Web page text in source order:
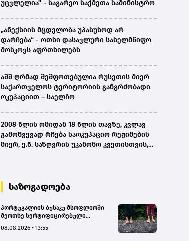
უცვლელია" - საგარეო საქმეთა სამინისტრო
„ანექსიის მცდელობა უპასუხოდ არ
დარჩება“ - ოთხი დასავლური სახელმწიფო
მოსკოვს აფრთხილებს
აშშ ღრმად შეშფოთებულია რუსეთის მიერ
საქართველოს ტერიტორიის განგრძობადი
ოკუპაციით – საელჩო
2008 წლის ომიდან 18 წლის თავზე, კვლავ
გამოწვევად რჩება საოკუპაციო რეჟიმების
მიერ, ე.წ. საზღვრის უკანონო კვეთისთვის,
სახალხო დამცველი
საზოგადოება
პორტუგალიის ბუსაკუ მსოფლიოში
მეოთხე სერტიფიცირებული
08.08.2026 • 13:55